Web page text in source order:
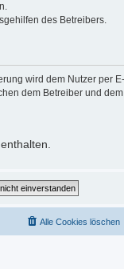
des Betreibers.
wird dem Nutzer per
dem Betreiber und
Alle Cookies löschen